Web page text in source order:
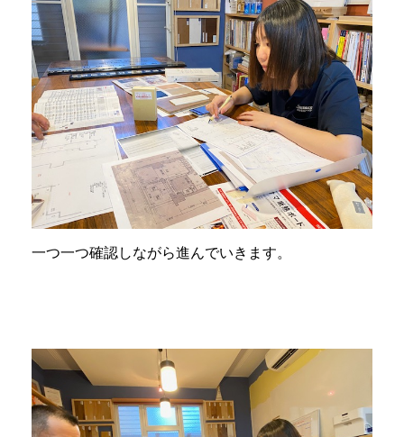
一つ一つ確認しながら進んでいきます。